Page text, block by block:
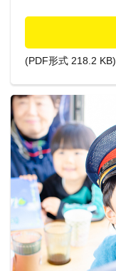
(PDF形式 218.2 KB)